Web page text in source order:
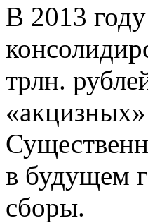
В 2013
трлн.
в будущем
сборы.